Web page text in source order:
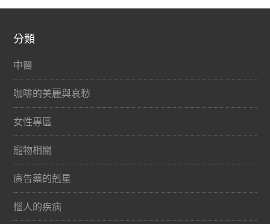
分類
中醫
咖啡的美麗與哀愁
女性專區
寵物相關
廣告藥的剋星
惱人的疾病